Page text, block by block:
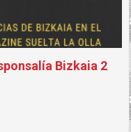
Bizkaia 2